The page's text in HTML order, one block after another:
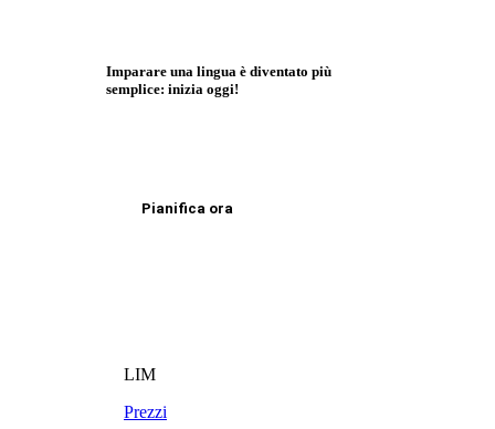
Imparare una lingua è diventato più
semplice: inizia oggi!
Pianifica ora
LIM
Prezzi